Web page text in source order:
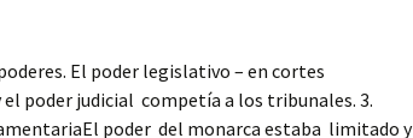
El poder legislativo – en cortes
poder judicial competía a los tribunales. 3.
poder del monarca estaba limitado y